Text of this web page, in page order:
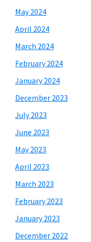
May 2024
April 2024
March 2024
February 2024
January 2024
December 2023
July 2023
June 2023
May 2023
April 2023
March 2023
February 2023
January 2023
December 2022